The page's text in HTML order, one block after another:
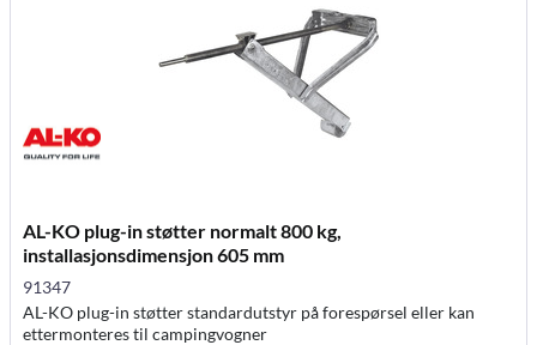
AL-KO plug-in støtter normalt 800 kg,
installasjonsdimensjon 605 mm
91347
AL-KO plug-in støtter standardutstyr på forespørsel eller kan
ettermonteres til campingvogner